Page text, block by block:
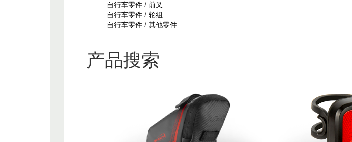
自行车零件/ 前叉
自行车零件/ 轮组
自行车零件/ 其他零件
产品搜索